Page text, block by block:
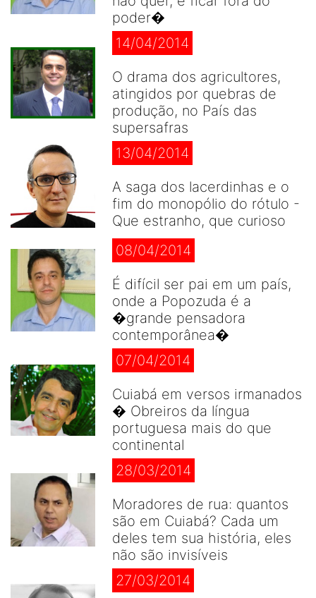
poder�
14/04/2014
O drama dos agricultores,
atingidos por quebras de
produção, no País das
supersafras
13/04/2014
A saga dos lacerdinhas e o
fim do monopólio do rótulo -
Que estranho, que curioso
08/04/2014
É difícil ser pai em um país,
onde a Popozuda é a
�grande pensadora
contemporânea�
07/04/2014
Cuiabá em versos irmanados
� Obreiros da língua
portuguesa mais do que
continental
28/03/2014
Moradores de rua: quantos
são em Cuiabá? Cada um
deles tem sua história, eles
não são invisíveis
27/03/2014